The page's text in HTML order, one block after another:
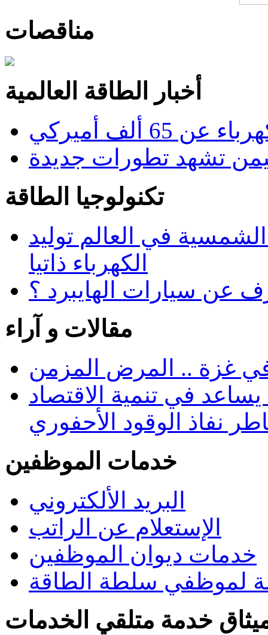
مناقصات
أخبار الطاقة العالمية
ألف أميركي
تشهد تطورات جديدة
تكنولوجيا الطاقة
في العالم توليد
الكهرباء ذاتيا
عن سيارات الهايبرد ؟
مقالات و آراء
في غزة .. المرض المزمن
في تنمية الاقتصاد
نفاذ الوقود الأحفوري
خدمات الموظفين
البريد الألكتروني
الإستعلام عن الراتب
خدمات ديوان الموظفين
لموظفي سلطة الطاقة
خدمة متلقي الخدمات